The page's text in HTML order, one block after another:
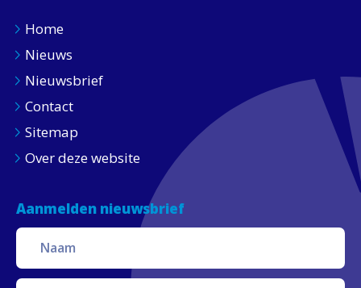
Home
Nieuws
Nieuwsbrief
Contact
Sitemap
Over deze website
Aanmelden nieuwsbrief